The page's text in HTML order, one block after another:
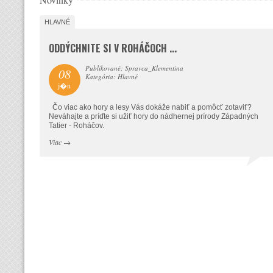
HLAVNÉ
ODDÝCHNITE SI V ROHÁČOCH ...
08
j�n
Publikované: Spravca_Klementina
Kategória: Hlavné
Čo viac ako hory a lesy Vás dokáže nabiť a pomôcť zotaviť?
Neváhajte a príďte si užiť hory do nádhernej prírody Západných
Tatier - Roháčov.
Viac→